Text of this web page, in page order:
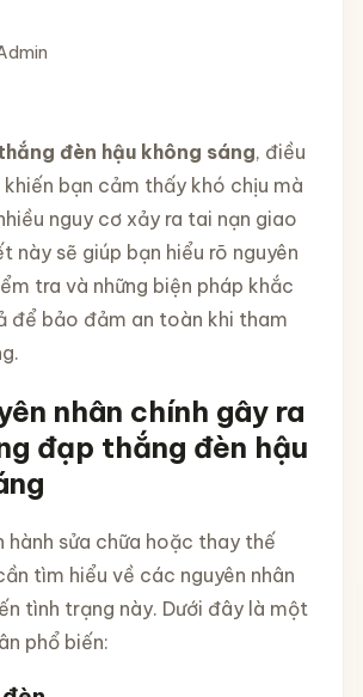
đèn hậu không sáng, điều
bạn cảm thấy khó chịu mà
nguy cơ xảy ra tai nạn giao
này sẽ giúp bạn hiểu rõ nguyên
tra và những biện pháp khắc
để bảo đảm an toàn khi tham
nhân chính gây ra
đạp thắng đèn hậu
hành sửa chữa hoặc thay thế
tìm hiểu về các nguyên nhân
tình trạng này. Dưới đây là một
phổ biến: